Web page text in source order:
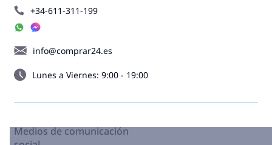
+34-611-311-199
info@comprar24.es
Lunes a Viernes: 9:00 - 19:00
Medios de comunicación